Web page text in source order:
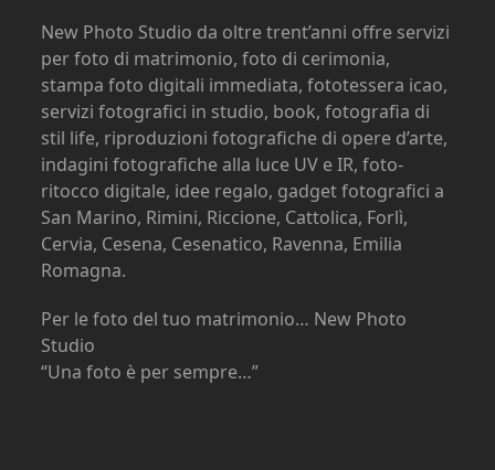
New Photo Studio da oltre trent’anni offre servizi
per foto di matrimonio, foto di cerimonia,
stampa foto digitali immediata, fototessera icao,
servizi fotografici in studio, book, fotografia di
stil life, riproduzioni fotografiche di opere d’arte,
indagini fotografiche alla luce UV e IR, foto-
ritocco digitale, idee regalo, gadget fotografici a
San Marino, Rimini, Riccione, Cattolica, Forlì,
Cervia, Cesena, Cesenatico, Ravenna, Emilia
Romagna.
Per le foto del tuo matrimonio… New Photo
Studio
“Una foto è per sempre…”